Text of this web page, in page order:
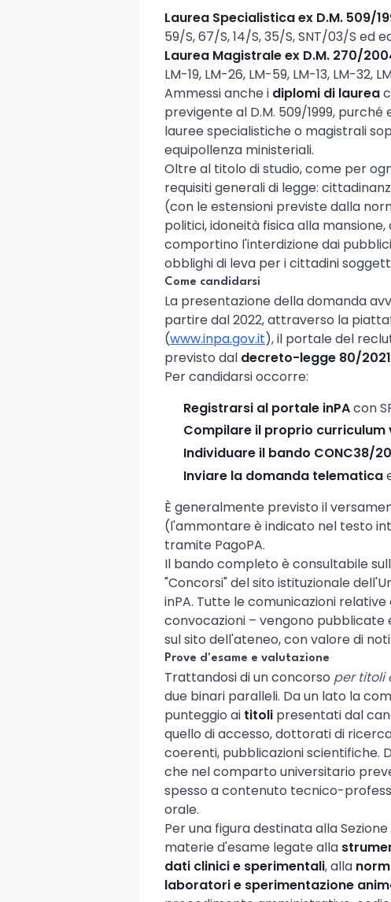
Laurea Specialistica ex D.M. 509/
59/S, 67/S, 14/S, 35/S, SNT/03/S ed
Laurea Magistrale ex D.M. 270/
LM-19, LM-26, LM-59, LM-13, LM-32,
Ammessi anche i diplomi di laurea
previgente al D.M. 509/1999,
lauree specialistiche o magistrali
equipollenza ministeriali.
Oltre al titolo di studio, come per
requisiti generali di legge:
(con le estensioni previste dalla
politici, idoneità fisica alla
comportino l'interdizione dai
obblighi di leva per i cittadini
Come candidarsi
La presentazione della domanda
partire dal 2022, attraverso la
(www.inpa.gov.it), il portale del
previsto dal decreto-legge 80/2021
Per candidarsi occorre:
Registrarsi al portale inPAcon
Compilare il proprio curriculum
Individuare il bando CONC38/
Inviare la domanda telematica
È generalmente previsto il
(l'ammontare è indicato nel testo
tramite PagoPA.
Il bando completo è consultabile
"Concorsi" del sito istituzionale
inPA. Tutte le comunicazioni
convocazioni – vengono
sul sito dell'ateneo, con valore di
Prove d'esame e valutazione
Trattandosi di un concorso per titoli
due binari paralleli. Da un lato la
punteggio ai titoli presentati dal
quello di accesso, dottorati di
coerenti, pubblicazioni scientifiche.
che nel comparto universitario
spesso a contenuto tecnico-
orale.
Per una figura destinata alla
materie d'esame legate alla
dati clinici e sperimentali, alla
laboratori e sperimentazione